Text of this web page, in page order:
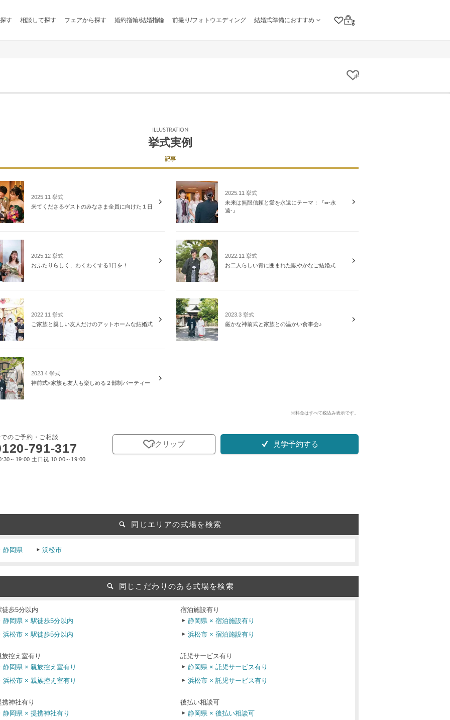
す 相談して探す フェアから探す 婚約指輪/結婚指輪 前撮り/フォトウエディング 結婚式準備におすすめ
クリップリスト
ログイン
クリップする
ILLUSTRATION
挙式実例
記事
2025.11 挙式
来てくださるゲストのみなさま全員に向けた１日
2025.11 挙式
未来は無限信頼と愛を永遠にテーマ：『∞-永
遠-』
2025.12 挙式
おふたりらしく、わくわくする1日を！
2022.11 挙式
お二人らしい青に囲まれた賑やかなご結婚式
2022.11 挙式
ご家族と親しい友人だけのアットホームな結婚式
2023.3 挙式
厳かな神前式と家族との温かい食事会♪
2023.4 挙式
神前式×家族も友人も楽しめる２部制パーティー
※料金はすべて税込み表示です。
のご予約・ご相談
791-317
～19:00 土日祝 10:00～19:00
クリップ 見学予約する
同じエリアの式場を検索
静岡県 浜松市
同じこだわりのある式場を検索
徒歩5分以内
静岡県 × 駅徒歩5分以内
浜松市 × 駅徒歩5分以内
宿泊施設有り
静岡県 × 宿泊施設有り
浜松市 × 宿泊施設有り
族控え室有り
静岡県 × 親族控え室有り
浜松市 × 親族控え室有り
託児サービス有り
静岡県 × 託児サービス有り
浜松市 × 託児サービス有り
携神社有り
静岡県 × 提携神社有り
後払い相談可
静岡県 × 後払い相談可